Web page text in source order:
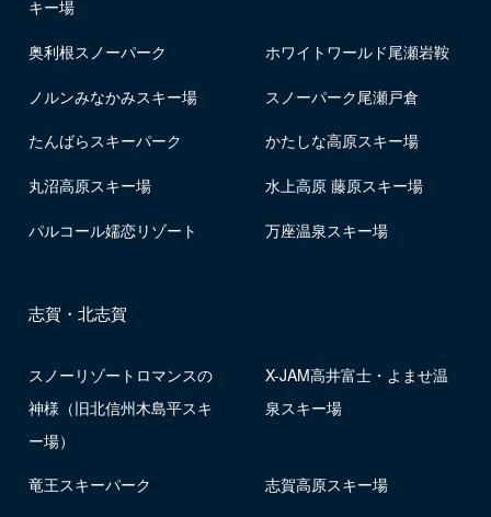
キー場
奥利根スノーパーク ホワイトワールド尾瀬岩鞍
ノルンみなかみスキー場 スノーパーク尾瀬戸倉
たんばらスキーパーク かたしな高原スキー場
丸沼高原スキー場 水上高原 藤原スキー場
パルコール嬬恋リゾート 万座温泉スキー場
志賀・北志賀
スノーリゾートロマンスの
神様（旧北信州木島平スキ
ー場）
X-JAM高井富士・よませ温
泉スキー場
竜王スキーパーク 志賀高原スキー場